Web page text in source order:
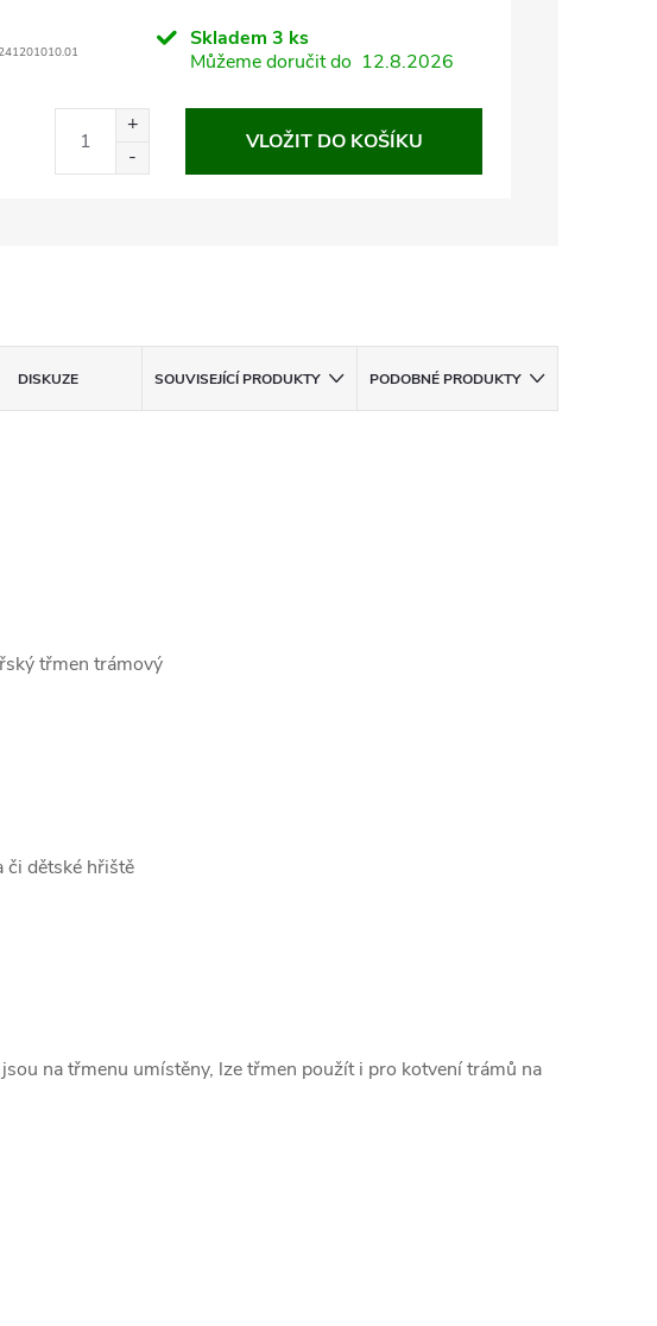
241201010.01
Skladem3 ks
Můžeme doručit do 12.8.2026
VLOŽIT DO KOŠÍKU
DISKUZE SOUVISEJÍCÍ PRODUKTY PODOBNÉ PRODUKTY
třmen trámový
či dětské hřiště
na třmenu umístěny, lze třmen použít i pro kotvení trámů na